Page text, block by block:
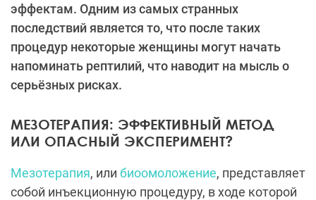
эффектам. Одним из самых странных
последствий является то, что после таких
процедур некоторые женщины могут начать
напоминать рептилий, что наводит на мысль о
серьёзных рисках.
МЕЗОТЕРАПИЯ: ЭФФЕКТИВНЫЙ МЕТОД
ИЛИ ОПАСНЫЙ ЭКСПЕРИМЕНТ?
Мезотерапия, или биоомоложение, представляет
собой инъекционную процедуру, в ходе которой